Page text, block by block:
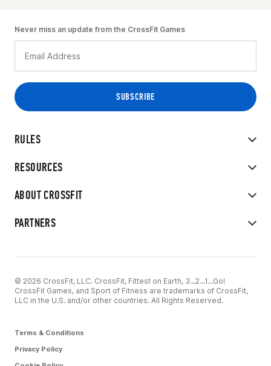
RULES
RESOURCES
ABOUT CROSSFIT
PARTNERS
Never miss an update from the CrossFit Games
© 2026 CrossFit, LLC. CrossFit, Fittest on Earth, 3...2...1...Go!
CrossFit Games, and Sport of Fitness are trademarks of CrossFit,
LLC in the U.S. and/or other countries. All Rights Reserved.
Terms & Conditions
Privacy Policy